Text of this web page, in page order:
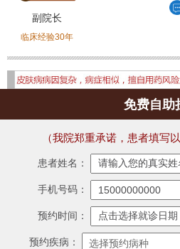
副院长
临床经验30年
免费自助
（我院郑重承诺，患者填写
患者姓名：
手机号码：
预约时间：
预约疾病：